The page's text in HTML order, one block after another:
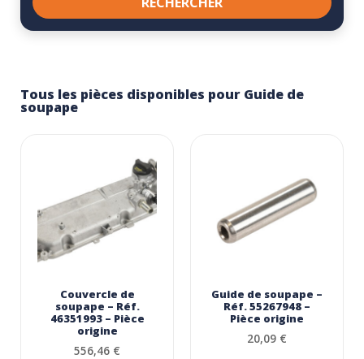
Tous les pièces disponibles pour Guide de
soupape
Couvercle de
soupape – Réf.
46351993 – Pièce
origine
556,46 €
Guide de soupape –
Réf. 55267948 –
Pièce origine
20,09 €